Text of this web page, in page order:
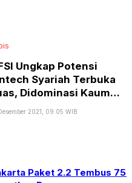
Ungkap Potensi
Syariah Terbuka
Didominasi Kaum
2021, 09:05 WIB
Paket 2.2 Tembus 75